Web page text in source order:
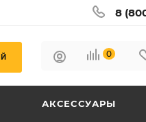
8
0
АКСЕССУАРЫ